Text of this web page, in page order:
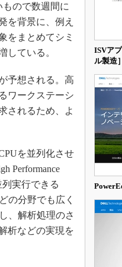
ので数週間に
を背景に、例え
をまとめてシミ
している。
予想される。高
ワークステーシ
されるため、よ
を並列化させ
Performance
実行できる
の分野でも広く
、解析処理のさ
析などの実現を
ISVア
ル製造